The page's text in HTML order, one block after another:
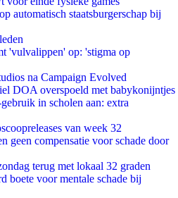
automatisch staatsburgerschap bij
'vulvalippen' op: 'stigma op
na Campaign Evolved
DOA overspoeld met babykonijntjes
in scholen aan: extra
van week 32
geen compensatie voor schade door
terug met lokaal 32 graden
boete voor mentale schade bij